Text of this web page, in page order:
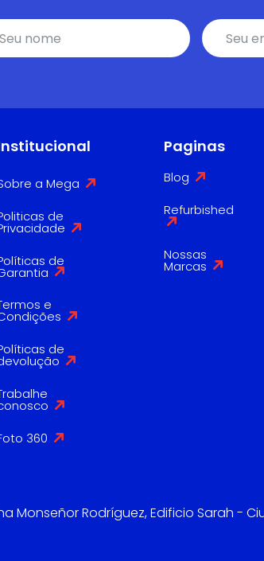
a Mega
de
de
e
de
360
Paginas
Blog
Refurbished
Nossas
Marcas
Monseñor Rodríguez, Edificio Sarah -